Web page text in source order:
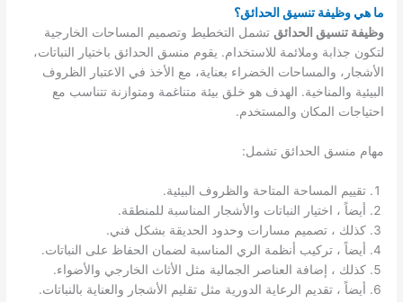
ما هي وظيفة تنسيق الحدائق؟
وظيفة تنسيق الحدائق تشمل التخطيط وتصميم المساحات الخارجية
لتكون جذابة وملائمة للاستخدام. يقوم منسق الحدائق باختيار النباتات،
الأشجار، والمساحات الخضراء بعناية، مع الأخذ في الاعتبار الظروف
البيئية والمناخية. الهدف هو خلق بيئة متناغمة ومتوازنة تتناسب مع
احتياجات المكان والمستخدم.
مهام منسق الحدائق تشمل:
تقييم المساحة المتاحة والظروف البيئية.
أيضاً ، اختيار النباتات والأشجار المناسبة للمنطقة.
كذلك ، تصميم مسارات وحدود الحديقة بشكل فني.
أيضاً ، تركيب أنظمة الري المناسبة لضمان الحفاظ على النباتات.
كذلك ، إضافة العناصر الجمالية مثل الأثاث الخارجي والأضواء.
أيضاً ، تقديم الرعاية الدورية مثل تقليم الأشجار والعناية بالنباتات.